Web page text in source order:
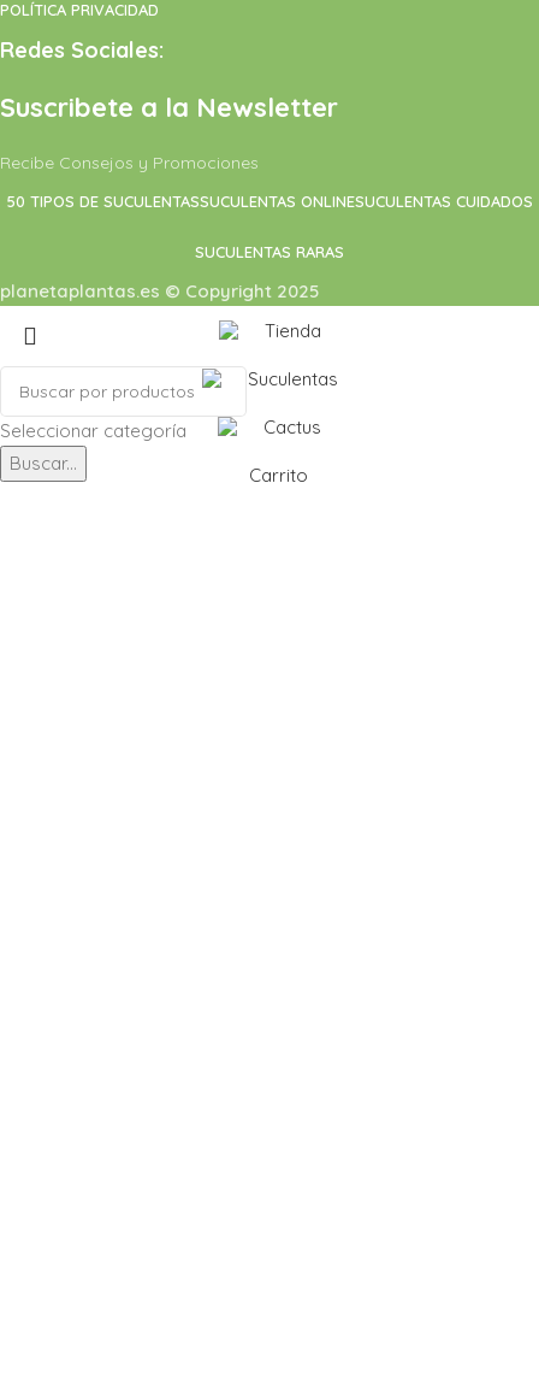
POLÍTICA PRIVACIDAD
Redes Sociales:
Suscribete a la Newsletter
Recibe Consejos y Promociones
50 TIPOS DE SUCULENTASSUCULENTAS ONLINESUCULENTAS CUIDADOS
SUCULENTAS RARAS
planetaplantas.es © Copyright 2025
Seleccionar categoría
Buscar...
Tienda
Suculentas
Cactus
Carrito